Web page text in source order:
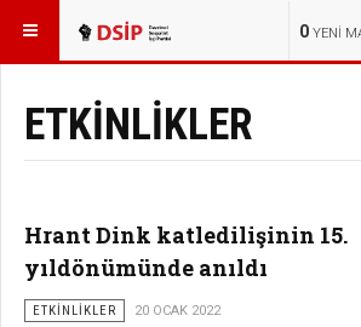
0 YENI
BURADASINIZ: HABERLER
ETKİNLİKLER
Hrant Dink katledilişinin 15.
yıldönümünde anıldı
ETKİNLİKLER 20 OCAK 2022